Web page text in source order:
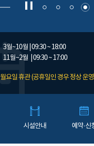
3월~10월 | 09:30 ~ 18:00
11월~2월
| 09:30 ~ 17:00
월요일 휴관 (공휴일인 경우 정상 운
시설안내 예약·신